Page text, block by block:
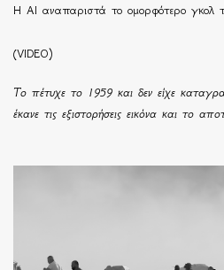
Η ΑΙ αναπαριστά το ομορφότερο γκολ
(VIDEO)
Το πέτυχε το 1959 και δεν είχε
έκανε τις εξιστορήσεις εικόνα και το